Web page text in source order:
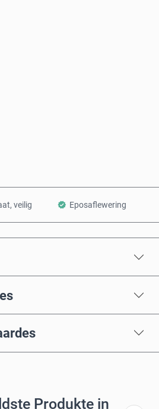
veilig Eposaflewering
Produkte in